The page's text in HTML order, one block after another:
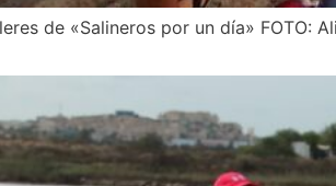
de «Salineros por un día» FOTO: